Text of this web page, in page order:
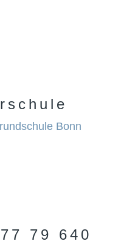
Bonn
79 640